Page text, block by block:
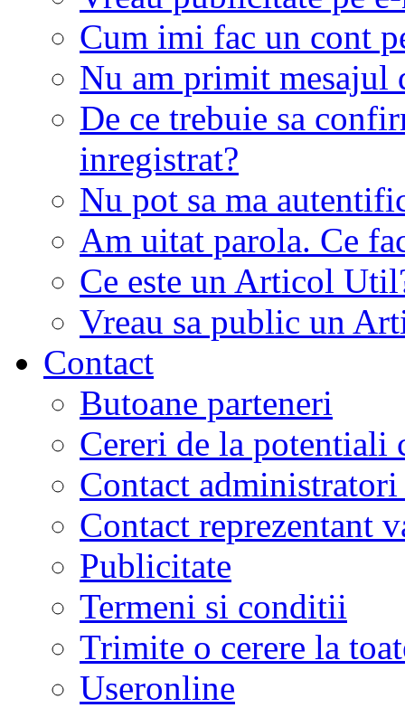
Cum imi fac un cont
Nu am primit mesajul
De ce trebuie sa
inregistrat?
Nu pot sa ma
Am uitat parola. Ce
Ce este un Articol
Vreau sa public un
Contact
Butoane parteneri
Cereri de la potentiali
Contact
Contact reprezentant
Publicitate
Termeni si conditii
Trimite o cerere la
Useronline